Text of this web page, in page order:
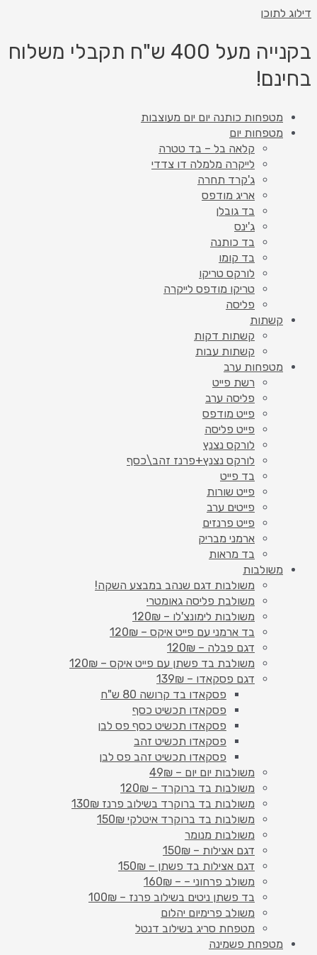
דילוג לתוכן
בקנייה מעל 400 ש"ח תקבלי משלוח
בחינם!
מטפחות כותנה יום יום מעוצבות
מטפחות יום
קלאה בל – בד טטרה
לייקרה מלמלה דו צדדי
ג'קרד תחרה
אריג מודפס
בד גובלן
ג'ינס
בד כותנה
בד קומו
לורקס טריקו
טריקו מודפס לייקרה
פליסה
קשתות
קשתות דקות
קשתות עבות
מטפחות ערב
רשת פייט
פליסה ערב
פייט מודפס
פייט פליסה
לורקס נצנץ
לורקס נצנץ+פרנז זהב\כסף
בד פייט
פייט שורות
פייטים ערב
פייט פרנזים
ארמני מבריק
בד מראות
משולבות
משולבות דגם שנהב במבצע השקה!
משולבת פליסה גאומטרי
משולבות לימונצ'לו – 120₪
בד ארמני עם פייט איקס – 120₪
דגם פבלה – 120₪
משולבת בד פשתן עם פייט איקס – 120₪
דגם פסקאדו – 139₪
פסקאדו בד קרושה 80 ש"ח
פסקאדו תכשיט כסף
פסקאדו תכשיט כסף פס לבן
פסקאדו תכשיט זהב
פסקאדו תכשיט זהב פס לבן
משולבות יום יום – 49₪
משולבות בד ברוקרד – 120₪
משולבות בד ברוקרד בשילוב פרנז 130₪
משולבות בד ברוקרד איטלקי 150₪
משולבות מנומר
דגם אצילות – 150₪
דגם אצילות בד פשתן – 150₪
משולב פרחוני – – 160₪
בד פשתן ניטים בשילוב פרנז – 100₪
משולב פרימיום יהלום
מטפחת סריג בשילוב דנטל
מטפחת פשמינה